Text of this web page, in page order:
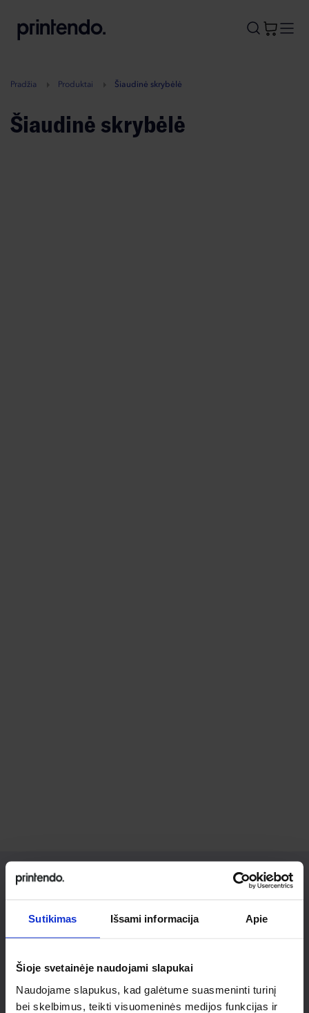
Sutikimas Išsami informacija Apie
Šioje svetainėje naudojami slapukai
Naudojame slapukus, kad galėtume suasmeninti turinį
bei skelbimus, teikti visuomeninės medijos funkcijas ir
A
Pradžia Produktai Šiaudinė skrybėlė
Šiaudinė skrybėlė
Ieškai
individualaus
sprendimo?
Susisiek su mumis dėl